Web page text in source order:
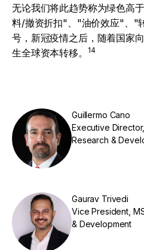
无论我们将此趋势称为绿色高
料/撤资折扣"、"油价效应"、"
号，新冠疫情之后，随着国家
生全球资本转移。
14
Guillermo Cano
Executive
Research &
Gaurav Trivedi
Vice President,
& Development